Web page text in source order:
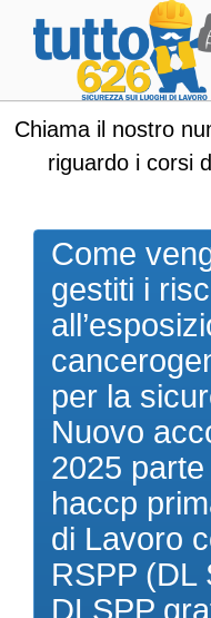
Chiama il nostro
riguardo i corsi
Come
gestiti i
per la
Nuovo
2025
haccp
di Lavoro
RSPP (DL
DLSPP